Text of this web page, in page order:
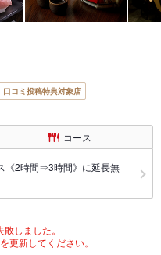
口コミ投稿特典対象店
コース
《2時間⇒3時間》に延長無
しました。
更新してください。